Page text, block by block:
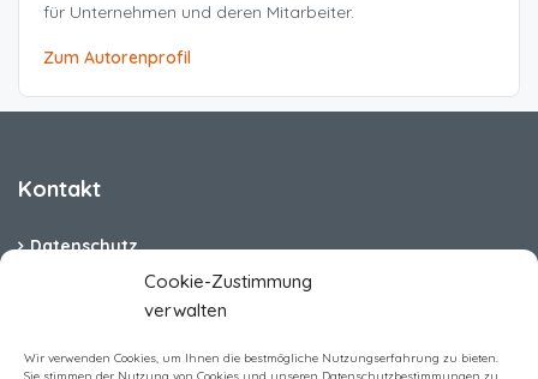
Cookie-Zustimmung
verwalten
Wir verwenden Cookies, um Ihnen die bestmögliche Nutzungserfahrung zu bieten.
für Unternehmen und deren Mitarbeiter.
Zum Autorenprofil
Kontakt
Datenschutz
Cookie-Richtlinie (EU)
Barrierefreiheit